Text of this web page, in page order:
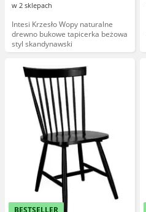
w 2 sklepach
Intesi Krzesło Wopy naturalne
drewno bukowe tapicerka beżowa
styl skandynawski
BESTSELLER